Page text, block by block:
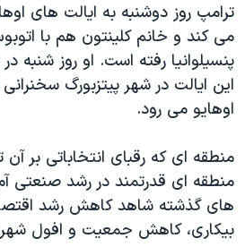
تریبونال مردمی آبان ۹۸
دادگاه حمید نوری
چهل سال گروگان‌گیری
قانون شفافیت دارائی کادر رهبری ایران
اسرائیل در جنگ
نرگس محمدی برنده جایزه نوبل صلح
همایش محافظه‌کاران آمریکا «سی‌پک»
ترامپ روز دوشنبه به ایالت های
می کند و خانم کلینتون هم با
پنسیلوانیا رفته است. او روز شنبه
این ایالت در شهر پیتزبورگ
اوهایو می رود.
منطقه ای که رقبای انتخاباتی بر آن
منطقه ای قدرتمند در رشد صنعتی
های گذشته شاهد کاهش رشد
بیکاری، کاهش جمعیت و افول